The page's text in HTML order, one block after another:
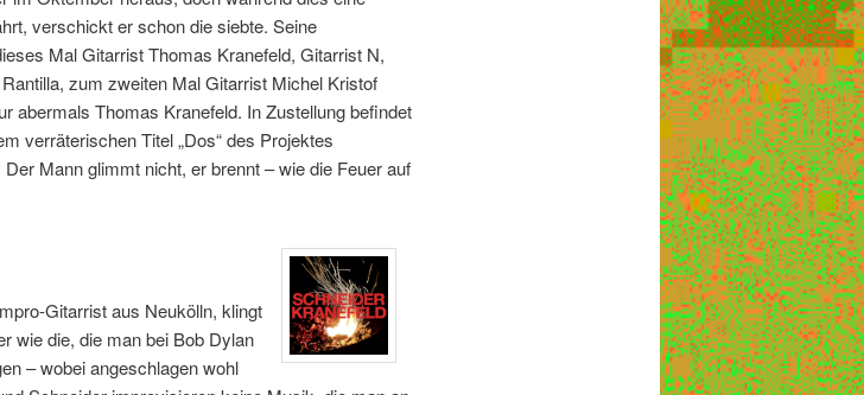
verschickt er schon die siebte. Seine
Mal Gitarrist Thomas Kranefeld, Gitarrist N,
zum zweiten Mal Gitarrist Michel Kristof
abermals Thomas Kranefeld. In Zustellung befindet
verräterischen Titel „Dos“ des Projektes
Mann glimmt nicht, er brennt – wie die Feuer auf
Gitarrist aus Neukölln, klingt
wie die, die man bei Bob Dylan
– wobei angeschlagen wohl